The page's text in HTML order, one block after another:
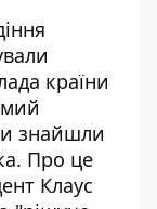
країни
знайшли
Про це
Клаус